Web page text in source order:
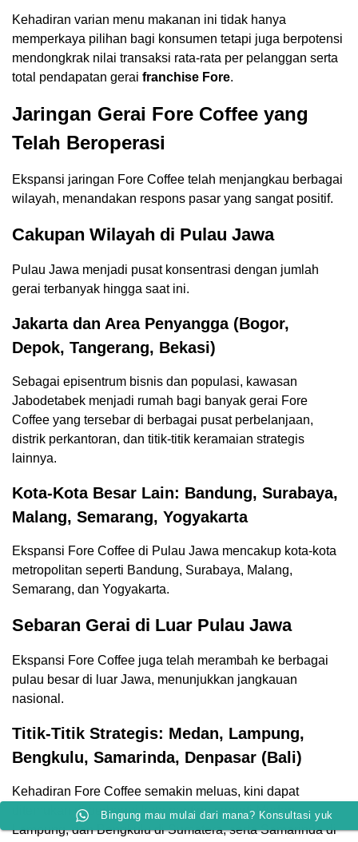
Kehadiran varian menu makanan ini tidak hanya
memperkaya pilihan bagi konsumen tetapi juga berpotensi
mendongkrak nilai transaksi rata-rata per pelanggan serta
total pendapatan gerai franchise Fore.
Jaringan Gerai Fore Coffee yang
Telah Beroperasi
Ekspansi jaringan Fore Coffee telah menjangkau berbagai
wilayah, menandakan respons pasar yang sangat positif.
Cakupan Wilayah di Pulau Jawa
Pulau Jawa menjadi pusat konsentrasi dengan jumlah
gerai terbanyak hingga saat ini.
Jakarta dan Area Penyangga (Bogor,
Depok, Tangerang, Bekasi)
Sebagai episentrum bisnis dan populasi, kawasan
Jabodetabek menjadi rumah bagi banyak gerai Fore
Coffee yang tersebar di berbagai pusat perbelanjaan,
distrik perkantoran, dan titik-titik keramaian strategis
lainnya.
Kota-Kota Besar Lain: Bandung, Surabaya,
Malang, Semarang, Yogyakarta
Ekspansi Fore Coffee di Pulau Jawa mencakup kota-kota
metropolitan seperti Bandung, Surabaya, Malang,
Semarang, dan Yogyakarta.
Sebaran Gerai di Luar Pulau Jawa
Ekspansi Fore Coffee juga telah merambah ke berbagai
pulau besar di luar Jawa, menunjukkan jangkauan
nasional.
Titik-Titik Strategis: Medan, Lampung,
Bengkulu, Samarinda, Denpasar (Bali)
Kehadiran Fore Coffee semakin meluas, kini dapat
ditemukan di berbagai kota penting seperti Medan,
Lampung, dan Bengkulu di Sumatera, serta Samarinda di
Bingung mau mulai dari mana? Konsultasi yuk